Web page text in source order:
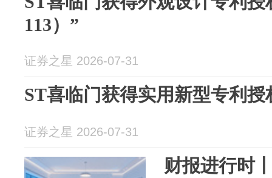
113）”
证券之星 2026-07-31
ST喜临门获得实用新型专利授
证券之星 2026-07-31
财报进行时